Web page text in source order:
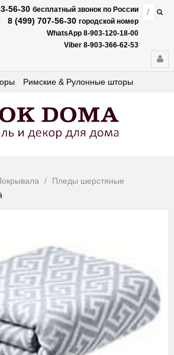
56-30 бесплатный звонок по России
8 (499) 707-56-30 городской номер
WhatsApp 8-903-120-18-00
Viber 8-903-366-62-53
Римские & Рулонные шторы
Пледы шерстяные